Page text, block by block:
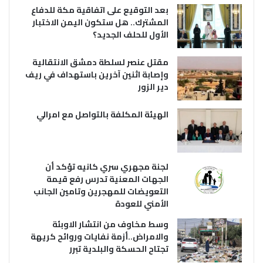
بعد التوقيع على اتفاقية مكة للدفاع
المشترك.. هل ستكون اليمن الاختبار
الأول للحلف الجديد؟
مقتل عنصر لسلطة دمشق الانتقالية
وإصابة اثنين آخرين باستهداف في ريف
دير الزور
الهيئة المكلفة بالتواصل مع امرالي
لجنة مجهري سري كانيه تؤكد أن
الجهات المعنية تدرس رفع قيمة
التعويضات للمهجرين وتامين الجانب
الأمني للعودة
وسط مخاوف من انتشار الاوبئة
والامراض..أزمة نفايات وروائح كريهة
تجتاح الحسكة والبلدية تبرر